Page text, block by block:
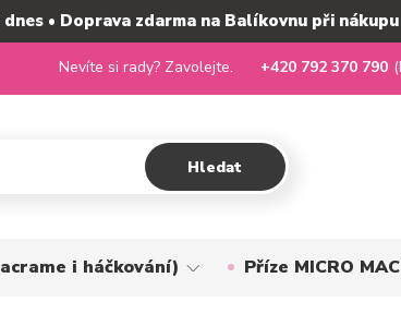
• Doprava zdarma na Balíkovnu při nákupu
Hledat
Nevíte si rady? Zavolejte. +420 792 370 790
i háčkování) Příze MICRO